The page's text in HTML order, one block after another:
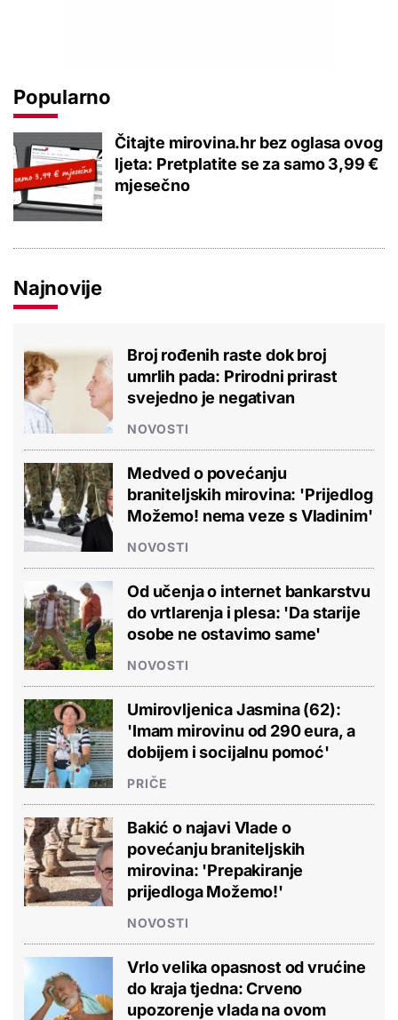
Popularno
Čitajte mirovina.hr bez oglasa ovog
ljeta: Pretplatite se za samo 3,99 €
mjesečno
Najnovije
Broj rođenih raste dok broj
umrlih pada: Prirodni prirast
svejedno je negativan
NOVOSTI
Medved o povećanju
braniteljskih mirovina: 'Prijedlog
Možemo! nema veze s Vladinim'
NOVOSTI
Od učenja o internet bankarstvu
do vrtlarenja i plesa: 'Da starije
osobe ne ostavimo same'
NOVOSTI
Umirovljenica Jasmina (62):
'Imam mirovinu od 290 eura, a
dobijem i socijalnu pomoć'
PRIČE
Bakić o najavi Vlade o
povećanju braniteljskih
mirovina: 'Prepakiranje
prijedloga Možemo!'
NOVOSTI
Vrlo velika opasnost od vrućine
do kraja tjedna: Crveno
upozorenje vlada na ovom